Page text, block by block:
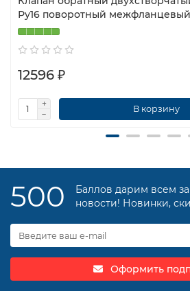
Ру16 поворотный межфланцевый
12596 ₽
В корзину
500
Баллов дарим всем
новости! Новинки,
Оформить